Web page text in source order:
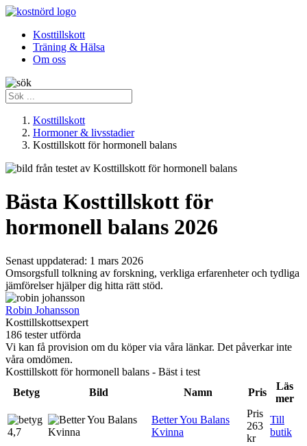
Kosttillskott
Träning & Hälsa
Om oss
Kosttillskott
Hormoner & livsstadier
Kosttillskott för hormonell balans
Bästa Kosttillskott för
hormonell balans 2026
Senast uppdaterad: 1 mars 2026
Omsorgsfull tolkning av forskning, verkliga erfarenheter och tydliga
jämförelser hjälper dig hitta rätt stöd.
Robin Johansson
Kosttillskottsexpert
186 tester utförda
Vi kan få provision om du köper via våra länkar. Det påverkar inte
våra omdömen.
Kosttillskott för hormonell balans - Bäst i test
Betyg
Bild Namn Pris
Läs
mer
4,7
Better You Balans
Kvinna
Pris
263
kr
Till
butik